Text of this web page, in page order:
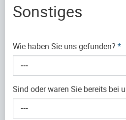
Sonstiges
Wie haben Sie uns gefunden? *
---
Sind oder waren Sie bereits bei
---